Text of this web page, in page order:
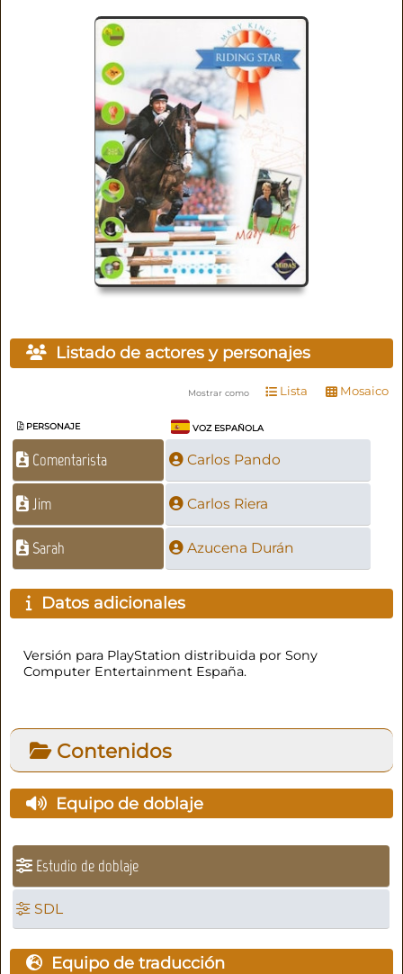
Listado de actores y personajes
Mostrar como Lista Mosaico
PERSONAJE VOZ ESPAÑOLA
Comentarista Carlos Pando
Jim Carlos Riera
Sarah Azucena Durán
Datos adicionales
Versión para PlayStation distribuida por Sony
Computer Entertainment España.
Contenidos
Equipo de doblaje
Estudio de doblaje
SDL
Equipo de traducción